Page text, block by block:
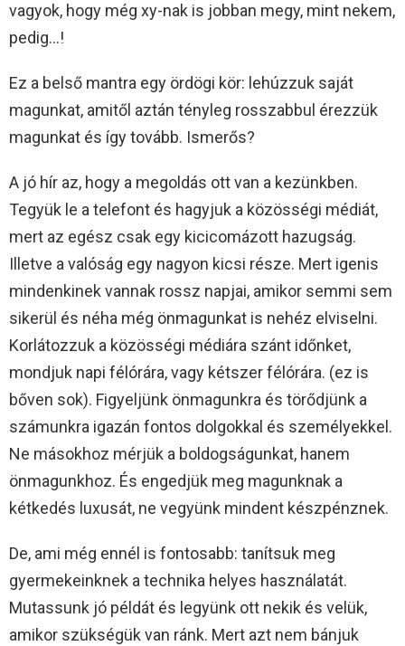
vagyok, hogy még xy-nak is jobban megy, mint nekem,
pedig…!
Ez a belső mantra egy ördögi kör: lehúzzuk saját
magunkat, amitől aztán tényleg rosszabbul érezzük
magunkat és így tovább. Ismerős?
A jó hír az, hogy a megoldás ott van a kezünkben.
Tegyük le a telefont és hagyjuk a közösségi médiát,
mert az egész csak egy kicicomázott hazugság.
Illetve a valóság egy nagyon kicsi része. Mert igenis
mindenkinek vannak rossz napjai, amikor semmi sem
sikerül és néha még önmagunkat is nehéz elviselni.
Korlátozzuk a közösségi médiára szánt időnket,
mondjuk napi félórára, vagy kétszer félórára. (ez is
bőven sok). Figyeljünk önmagunkra és törődjünk a
számunkra igazán fontos dolgokkal és személyekkel.
Ne másokhoz mérjük a boldogságunkat, hanem
önmagunkhoz. És engedjük meg magunknak a
kétkedés luxusát, ne vegyünk mindent készpénznek.
De, ami még ennél is fontosabb: tanítsuk meg
gyermekeinknek a technika helyes használatát.
Mutassunk jó példát és legyünk ott nekik és velük,
amikor szükségük van ránk. Mert azt nem bánjuk